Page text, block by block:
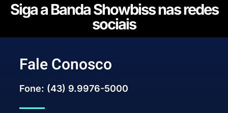
Siga a Banda Showbiss nas redes
sociais
Fale Conosco
Fone: (43) 9.9976-5000